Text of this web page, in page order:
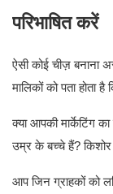
परिभाषित करें
ऐसी कोई चीज़
मालिकों को पता होता
क्या आपकी मार्केटिंग
उम्र के बच्चे हैं? किशोर
आप जिन ग्राहकों को